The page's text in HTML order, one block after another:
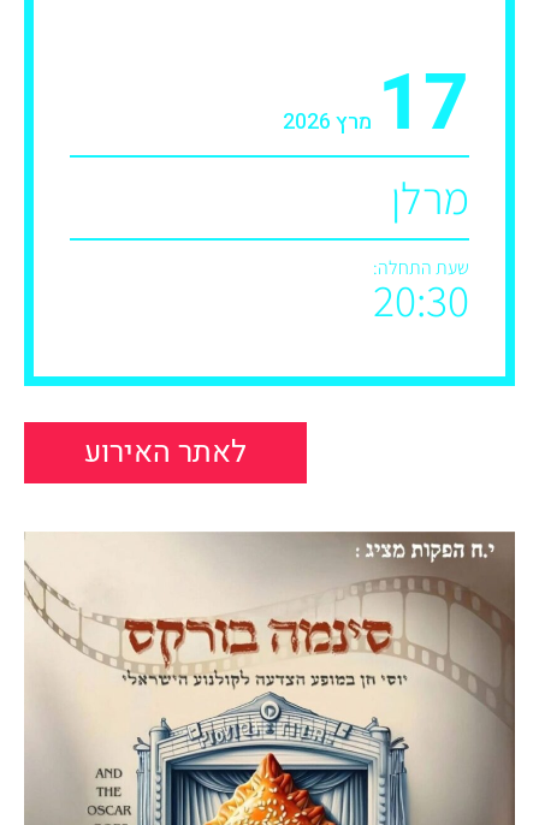
17 מרץ 2026
מרלן
שעת התחלה:
20:30
לאתר האירוע